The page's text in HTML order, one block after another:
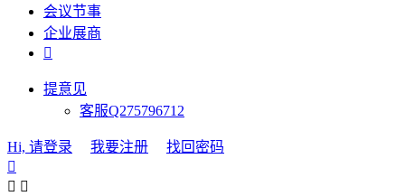
会议节事
企业展商

提意见
客服Q275796712
Hi, 请登录 我要注册
找回密码

 